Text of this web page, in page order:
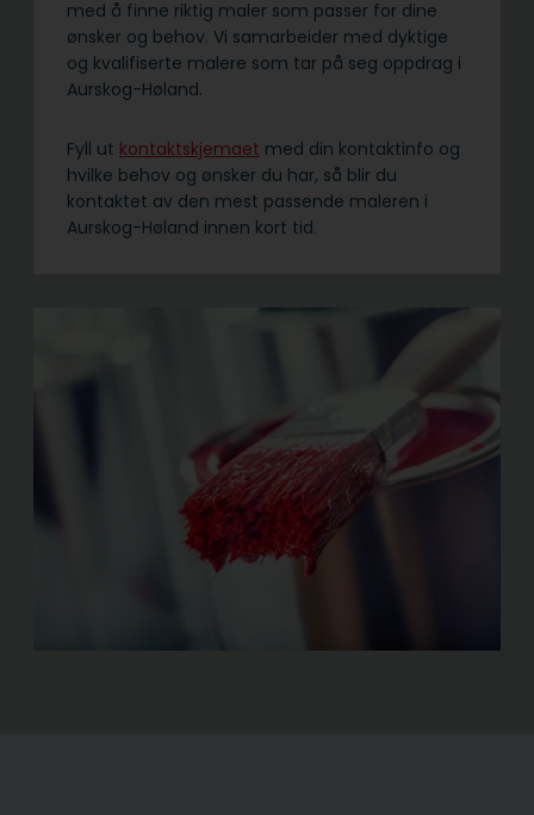
med å finne riktig maler som passer for dine
ønsker og behov. Vi samarbeider med dyktige
og kvalifiserte malere som tar på seg oppdrag i
Aurskog-Høland.
Fyll ut kontaktskjemaet med din kontaktinfo og
hvilke behov og ønsker du har, så blir du
kontaktet av den mest passende maleren i
Aurskog-Høland innen kort tid.